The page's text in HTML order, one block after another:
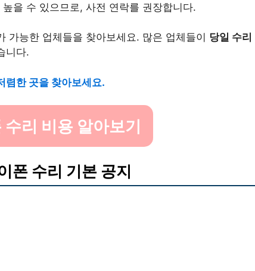
높을 수 있으므로, 사전 연락를 권장합니다.
가능한 업체들을 찾아보세요. 많은 업체들이 당일 수리
니다.
렴한 곳을 찾아보세요.
수리 비용 알아보기
폰 수리 기본 공지